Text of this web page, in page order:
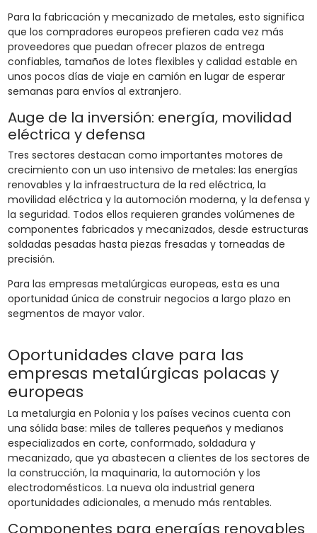
Para la fabricación y mecanizado de metales, esto significa
que los compradores europeos prefieren cada vez más
proveedores que puedan ofrecer plazos de entrega
confiables, tamaños de lotes flexibles y calidad estable en
unos pocos días de viaje en camión en lugar de esperar
semanas para envíos al extranjero.
Auge de la inversión: energía, movilidad
eléctrica y defensa
Tres sectores destacan como importantes motores de
crecimiento con un uso intensivo de metales: las energías
renovables y la infraestructura de la red eléctrica, la
movilidad eléctrica y la automoción moderna, y la defensa y
la seguridad. Todos ellos requieren grandes volúmenes de
componentes fabricados y mecanizados, desde estructuras
soldadas pesadas hasta piezas fresadas y torneadas de
precisión.
Para las empresas metalúrgicas europeas, esta es una
oportunidad única de construir negocios a largo plazo en
segmentos de mayor valor.
Oportunidades clave para las
empresas metalúrgicas polacas y
europeas
La metalurgia en Polonia y los países vecinos cuenta con
una sólida base: miles de talleres pequeños y medianos
especializados en corte, conformado, soldadura y
mecanizado, que ya abastecen a clientes de los sectores de
la construcción, la maquinaria, la automoción y los
electrodomésticos. La nueva ola industrial genera
oportunidades adicionales, a menudo más rentables.
Componentes para energías renovables